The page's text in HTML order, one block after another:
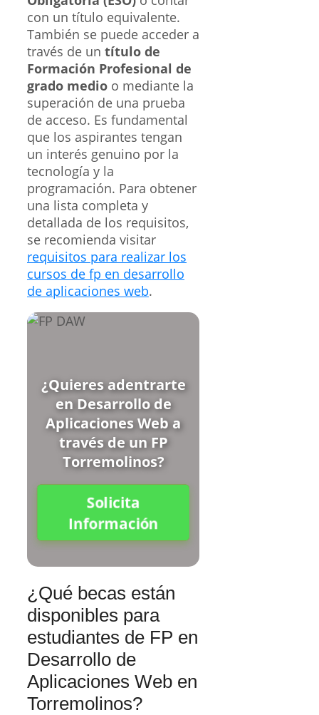
con un título equivalente.
También se puede acceder a
través de un título de
Formación Profesional de
grado medio o mediante la
superación de una prueba
de acceso. Es fundamental
que los aspirantes tengan
un interés genuino por la
tecnología y la
programación. Para obtener
una lista completa y
detallada de los requisitos,
se recomienda visitar
requisitos para realizar los
cursos de fp en desarrollo
de aplicaciones web.
¿Quieres adentrarte
en Desarrollo de
Aplicaciones Web a
través de un FP
Torremolinos?
Solicita
Información
¿Qué becas están
disponibles para
estudiantes de FP en
Desarrollo de
Aplicaciones Web en
Torremolinos?